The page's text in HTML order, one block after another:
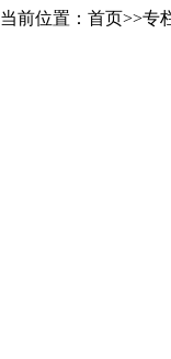
当前位置： 首页>>专